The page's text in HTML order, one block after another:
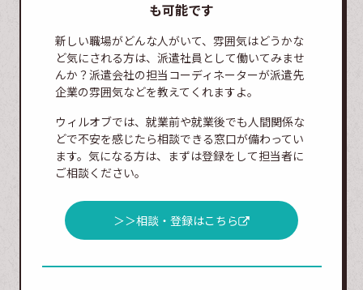
も可能です
新しい職場がどんな人がいて、雰囲気はどうかな
ど気にされる方は、派遣社員として働いてみませ
んか？派遣会社の担当コーディネーターが派遣先
企業の雰囲気などを教えてくれますよ。
ウィルオブでは、就業前や就業後でも人間関係な
どで不安を感じたら相談できる窓口が備わってい
ます。気になる方は、まずは登録をして担当者に
ご相談ください。
＞＞相談・登録はこちら